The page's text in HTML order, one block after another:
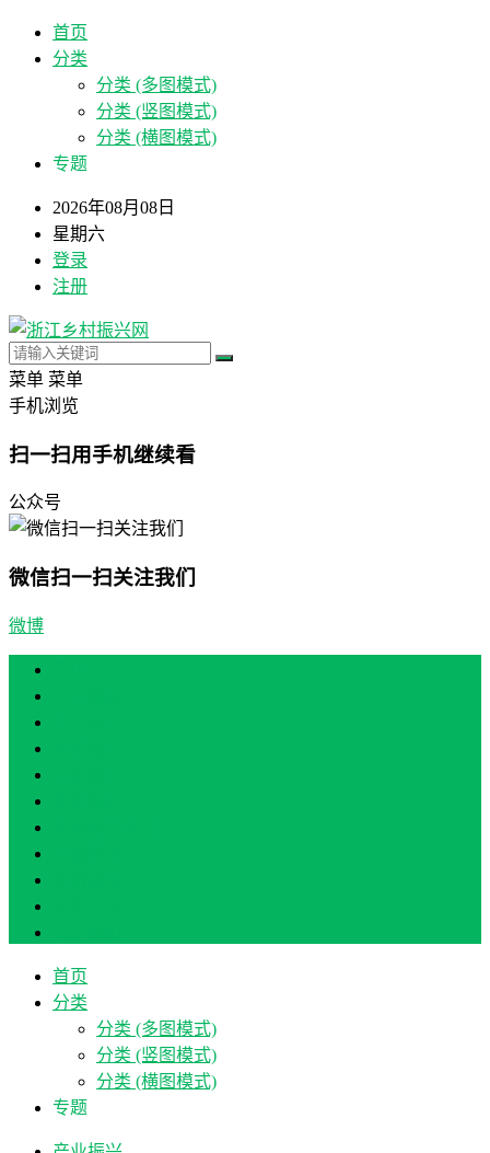
首页
分类
分类 (多图模式)
分类 (竖图模式)
分类 (横图模式)
专题
2026年08月08日
星期六
登录
注册
菜单 菜单
手机浏览
扫一扫用手机继续看
公众号
微信扫一扫关注我们
微博
首页
分类
分类 (多图模式)
分类 (竖图模式)
分类 (横图模式)
专题